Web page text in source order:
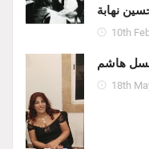
نهابة
10th
عسل هاشم
18th